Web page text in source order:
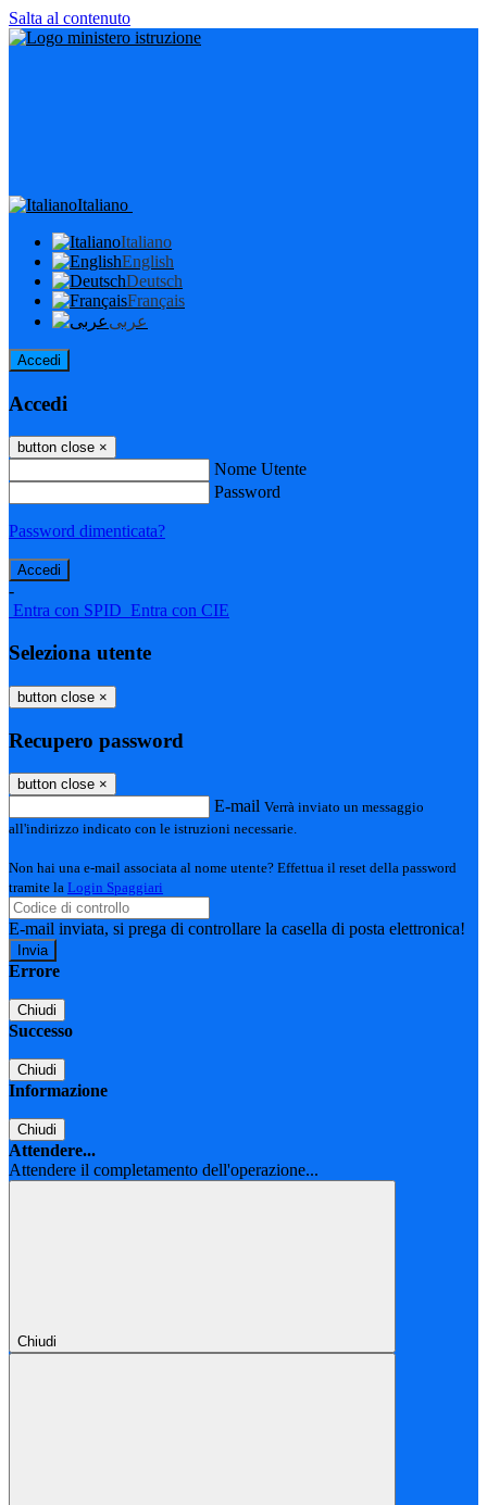
Salta al contenuto
Italiano
Italiano
English
Deutsch
Français
عربى
Accedi
Accedi
button close ×
Nome Utente
Password
Password dimenticata?
-
Entra con SPID Entra con CIE
Seleziona utente
button close ×
Recupero password
button close ×
E-mail Verrà inviato un messaggio
all'indirizzo indicato con le istruzioni necessarie.
Non hai una e-mail associata al nome utente? Effettua il reset della password
tramite la Login Spaggiari
E-mail inviata, si prega di controllare la casella di posta elettronica!
Errore
Chiudi
Successo
Chiudi
Informazione
Chiudi
Attendere...
Attendere il completamento dell'operazione...
Chiudi